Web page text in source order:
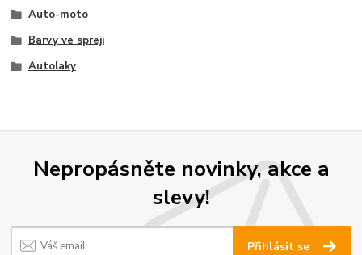
Auto-moto
Barvy ve spreji
Autolaky
Nepropásněte novinky, akce a
slevy!
Přihlásit se